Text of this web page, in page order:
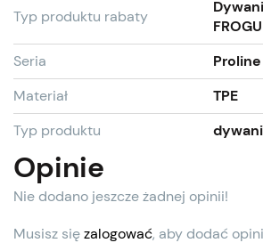
Typ produktu rabaty
Seria
Materiał
TPE
Typ produktu
Opinie
Nie dodano jeszcze żadnej opinii!
Musisz sięzalogować, aby dodać